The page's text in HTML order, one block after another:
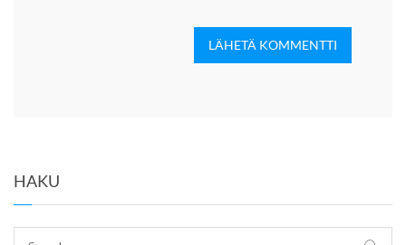
LÄHETÄ KOMMENTTI
HAKU